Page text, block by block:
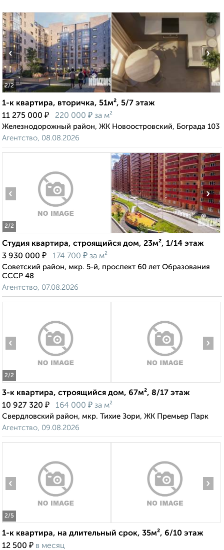
2/2
‹ ›
1-к квартира, вторичка, 51м², 5/7 этаж
11 275 000 ₽ 220 000 ₽ за м²
Железнодорожный район, ЖК Новоостровский, Бограда 103
Агентство, 08.08.2026
2/2
‹ ›
Студия квартира, строящийся дом, 23м², 1/14 этаж
3 930 000 ₽ 174 700 ₽ за м²
Советский район, мкр. 5-й, проспект 60 лет Образования
СССР 48
Агентство, 07.08.2026
2/2
‹ ›
3-к квартира, строящийся дом, 67м², 8/17 этаж
10 927 320 ₽ 164 000 ₽ за м²
Свердловский район, мкр. Тихие Зори, ЖК Премьер Парк
Агентство, 09.08.2026
2/5
‹ ›
1-к квартира, на длительный срок, 35м², 6/10 этаж
12 500 ₽ в месяц